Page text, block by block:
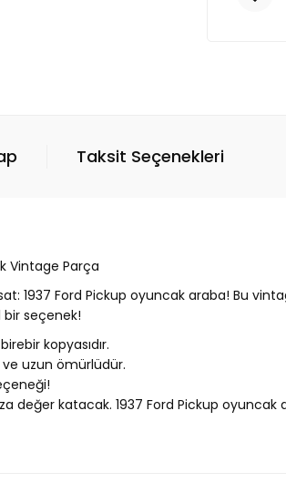
Taksit Seçenekleri
Vintage Parça
1937 Ford Pickup oyuncak araba! Bu
bir seçenek!
kopyasıdır.
ve uzun ömürlüdür.
değer katacak. 1937 Ford Pickup